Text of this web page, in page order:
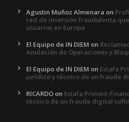
Agustin Muñoz Almenara on
red de inversión fraudulenta
usuarios en Europa
El Equipo de IN DIEM on
Anulación de Operaciones y
El Equipo de IN DIEM on Estafa
jurídico y técnico de un fraude
RICARDO on Estafa Primed-
técnico de un fraude digital